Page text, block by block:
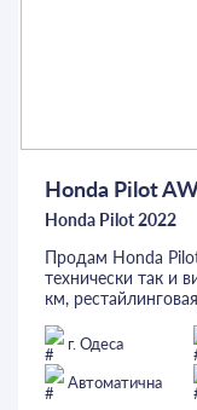
Honda Pilot
Honda Pilot 2022
Продам Honda
технически так и
км,
по VIN коду 2022г,
комплектация
приятных
памятью, обогрев
г. Одеса
Автоматична